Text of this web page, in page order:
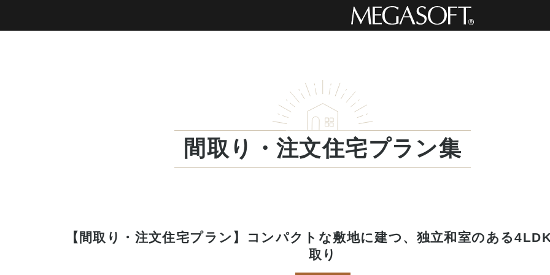
間取り・注文住宅プラン集
【間取り・注文住宅プラン】コンパクトな敷地に建つ、独立和室のある
取り